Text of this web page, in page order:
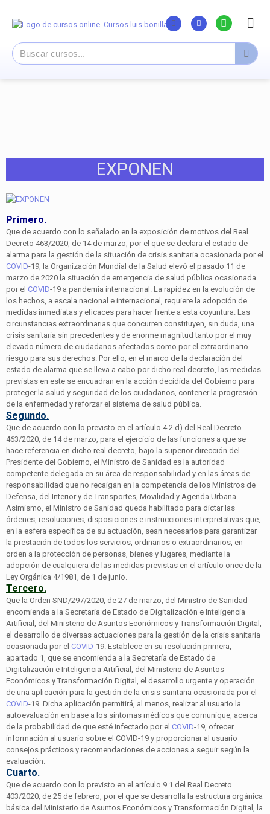
EXPONEN
Primero.
Que de acuerdo con lo señalado en la exposición de motivos del Real
Decreto 463/2020, de 14 de marzo, por el que se declara el estado de
alarma para la gestión de la situación de crisis sanitaria ocasionada por el
COVID-19, la Organización Mundial de la Salud elevó el pasado 11 de
marzo de 2020 la situación de emergencia de salud pública ocasionada
por el COVID-19 a pandemia internacional. La rapidez en la evolución de
los hechos, a escala nacional e internacional, requiere la adopción de
medidas inmediatas y eficaces para hacer frente a esta coyuntura. Las
circunstancias extraordinarias que concurren constituyen, sin duda, una
crisis sanitaria sin precedentes y de enorme magnitud tanto por el muy
elevado número de ciudadanos afectados como por el extraordinario
riesgo para sus derechos. Por ello, en el marco de la declaración del
estado de alarma que se lleva a cabo por dicho real decreto, las medidas
previstas en este se encuadran en la acción decidida del Gobierno para
proteger la salud y seguridad de los ciudadanos, contener la progresión
de la enfermedad y reforzar el sistema de salud pública.
Segundo.
Que de acuerdo con lo previsto en el artículo 4.2.d) del Real Decreto
463/2020, de 14 de marzo, para el ejercicio de las funciones a que se
hace referencia en dicho real decreto, bajo la superior dirección del
Presidente del Gobierno, el Ministro de Sanidad es la autoridad
competente delegada en su área de responsabilidad y en las áreas de
responsabilidad que no recaigan en la competencia de los Ministros de
Defensa, del Interior y de Transportes, Movilidad y Agenda Urbana.
Asimismo, el Ministro de Sanidad queda habilitado para dictar las
órdenes, resoluciones, disposiciones e instrucciones interpretativas que,
en la esfera específica de su actuación, sean necesarios para garantizar
la prestación de todos los servicios, ordinarios o extraordinarios, en
orden a la protección de personas, bienes y lugares, mediante la
adopción de cualquiera de las medidas previstas en el artículo once de la
Ley Orgánica 4/1981, de 1 de junio.
Tercero.
Que la Orden SND/297/2020, de 27 de marzo, del Ministro de Sanidad
encomienda a la Secretaría de Estado de Digitalización e Inteligencia
Artificial, del Ministerio de Asuntos Económicos y Transformación Digital,
el desarrollo de diversas actuaciones para la gestión de la crisis sanitaria
ocasionada por el COVID-19. Establece en su resolución primera,
apartado 1, que se encomienda a la Secretaría de Estado de
Digitalización e Inteligencia Artificial, del Ministerio de Asuntos
Económicos y Transformación Digital, el desarrollo urgente y operación
de una aplicación para la gestión de la crisis sanitaria ocasionada por el
COVID-19. Dicha aplicación permitirá, al menos, realizar al usuario la
autoevaluación en base a los síntomas médicos que comunique, acerca
de la probabilidad de que esté infectado por el COVID-19, ofrecer
información al usuario sobre el COVID-19 y proporcionar al usuario
consejos prácticos y recomendaciones de acciones a seguir según la
evaluación.
Cuarto.
Que de acuerdo con lo previsto en el artículo 9.1 del Real Decreto
403/2020, de 25 de febrero, por el que se desarrolla la estructura orgánica
básica del Ministerio de Asuntos Económicos y Transformación Digital, la